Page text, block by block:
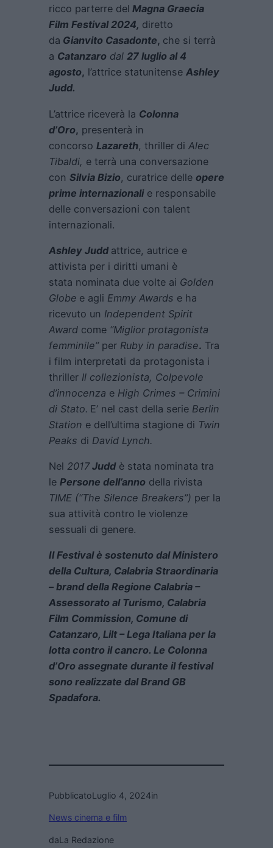
ricco parterre del Magna Graecia
Film Festival 2024, diretto
da Gianvito Casadonte, che si terrà
a Catanzaro dal 27 luglio al 4
agosto, l’attrice statunitense Ashley
Judd.
L’attrice riceverà la Colonna
d’Oro, presenterà in
concorso Lazareth, thriller di Alec
Tibaldi, e terrà una conversazione
con Silvia Bizio, curatrice delle opere
prime internazionalie responsabile
delle conversazioni con talent
internazionali.
Ashley Judd attrice, autrice e
attivista per i diritti umani è
stata nominata due volte ai Golden
Globe e agli Emmy Awards e ha
ricevuto un Independent Spirit
Award come “Miglior protagonista
femminile”per Ruby in paradise. Tra
i film interpretati da protagonista i
thriller Il collezionista, Colpevole
d’innocenza e High Crimes – Crimini
di Stato. E’ nel cast della serie Berlin
Station e dell’ultima stagione di Twin
Peaks di David Lynch.
Nel 2017Juddè stata nominata tra
le Persone dell’anno della rivista
TIME (“The Silence Breakers”) per la
sua attività contro le violenze
sessuali di genere.
Il Festival è sostenuto dal Ministero
della Cultura, Calabria Straordinaria
– brand della Regione Calabria –
Assessorato al Turismo, Calabria
Film Commission, Comune di
Catanzaro, Lilt – Lega Italiana per la
lotta contro il cancro. Le Colonna
d’Oro assegnate durante il festival
sono realizzate dal Brand GB
Spadafora.
PubblicatoLuglio 4, 2024in
News cinema e film
daLa Redazione